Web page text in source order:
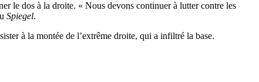
le dos à la droite. « Nous devons continuer à lutter contre les
Spiegel.
à la montée de l’extrême droite, qui a infiltré la base.